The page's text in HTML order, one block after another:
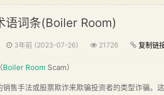
语词条(Boiler Room)
3年前 (2023-07-26) 21726 复制链
Boiler Room Scam）
售手法或股票欺诈来欺骗投资者的类型诈骗。